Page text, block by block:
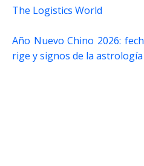
The Logistics World
Año Nuevo Chino 2026:
rige y signos de la